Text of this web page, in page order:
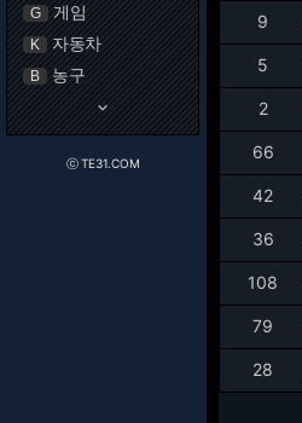
G 게임
K 자동차
B 농구
keyboard_arrow_down
ⓒ TE31.COM
9
5
2
66
42
36
108
79
28